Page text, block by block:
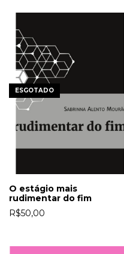
ESGOTADO
O estágio mais
rudimentar do fim
R$50,00